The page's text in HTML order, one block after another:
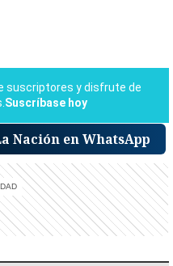
Nación en WhatsApp